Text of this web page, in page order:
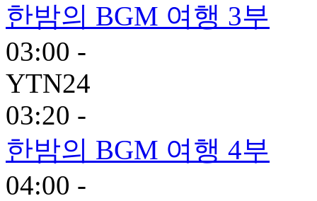
한밤의 BGM 여행 3부
03:00 -
YTN24
03:20 -
한밤의 BGM 여행 4부
04:00 -